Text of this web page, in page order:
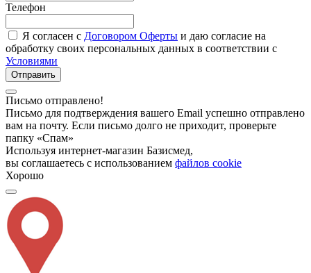
Телефон
Я согласен с Договором Оферты и даю согласие на
обработку своих персональных данных в соответствии с
Условиями
Отправить
Письмо отправлено!
Письмо для подтверждения вашего Email успешно отправлено
вам на почту. Если письмо долго не приходит, проверьте
папку «Спам»
Используя интернет-магазин Базисмед,
вы соглашаетесь с использованием файлов cookie
Хорошо